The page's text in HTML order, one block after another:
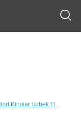
Kinolar Uzbek Tilida